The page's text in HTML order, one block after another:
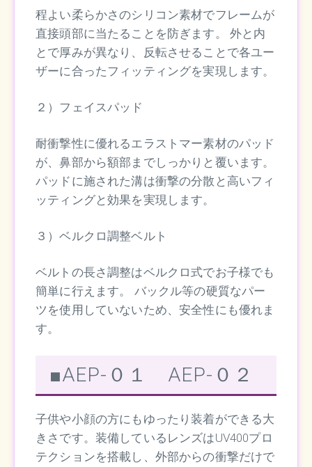
程よい柔らかさのシリコン素材でフレームが
直接頭部に当たることを防ぎます。 外と内
とで厚みが異なり、反転させることで各ユー
ザーに合ったフィッティングを実現します。
２）フェイスパッド
耐衝撃性に優れるエラストマー素材のパッド
が、鼻部から額部までしっかりと覆います。
パッドに施された溝は衝撃の分散と高いフィ
ッティングと効果を実現します。
３）ベルクロ調整ベルト
ベルトの長さ調整はベルクロ式でお子様でも
簡単に行えます。 バックル等の硬質なパー
ツを使用していないため、安全性にも優れま
す。
■AEP-０１ AEP-０２
子供や小顔の方にもゆったり装着ができる大
きさです。装備しているレンズはUV400プロ
テクションを搭載し、外部からの衝撃だけで